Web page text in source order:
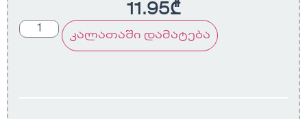
11.95₾
კალათაში დამატება